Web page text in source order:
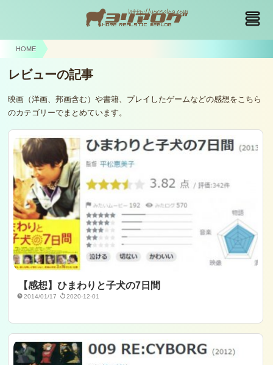
HOME
レビューの記事
映画（洋画、邦画含む）や書籍、プレイしたゲームなどの感想をこちら
のカテゴリーでまとめています。
【感想】ひまわりと子犬の7日間
2014/01/17 2020-12-01